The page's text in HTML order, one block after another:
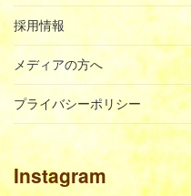
採用情報
メディアの方へ
プライバシーポリシー
Instagram